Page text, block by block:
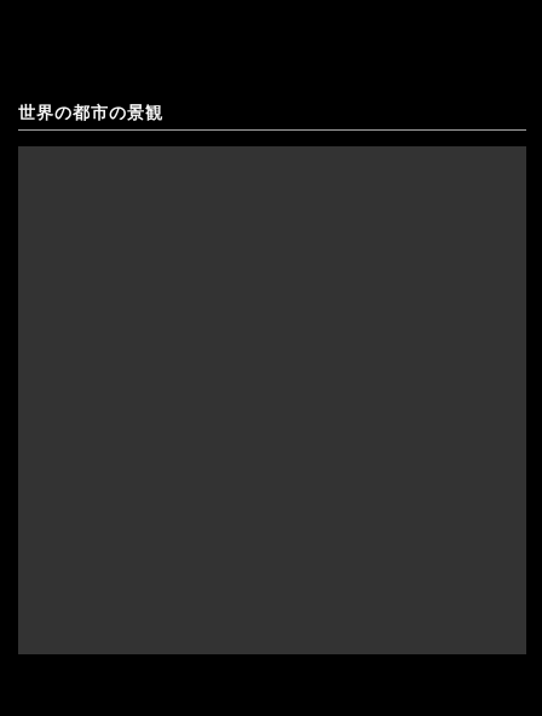
世界の都市の景観
ギリシャ